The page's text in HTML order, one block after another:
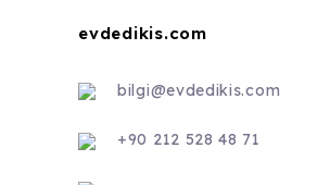
evdedikis.com
bilgi@evdedikis.com
+90 212 528 48 71